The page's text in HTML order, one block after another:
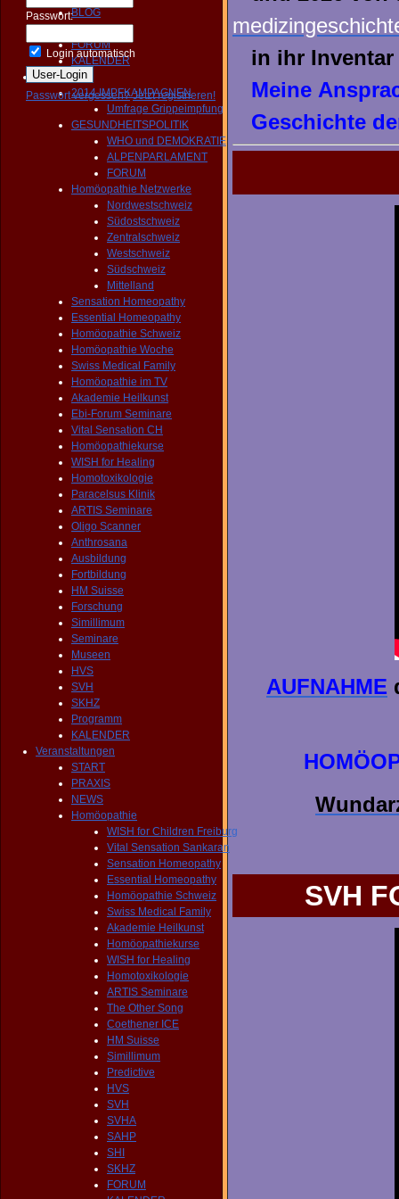
BLOG
NEWS
FORUM
KALENDER
Aktivitäten
2014 IMPFKAMPAGNEN
Umfrage Grippeimpfung
GESUNDHEITSPOLITIK
WHO und DEMOKRATIE
ALPENPARLAMENT
FORUM
Homöopathie Netzwerke
Nordwestschweiz
Südostschweiz
Zentralschweiz
Westschweiz
Südschweiz
Mittelland
Sensation Homeopathy
Essential Homeopathy
Homöopathie Schweiz
Homöopathie Woche
Swiss Medical Family
Homöopathie im TV
Akademie Heilkunst
Ebi-Forum Seminare
Vital Sensation CH
Homöopathiekurse
WISH for Healing
Homotoxikologie
Paracelsus Klinik
ARTIS Seminare
Oligo Scanner
Anthrosana
Ausbildung
Fortbildung
HM Suisse
Forschung
Simillimum
Seminare
Museen
HVS
SVH
SKHZ
Programm
KALENDER
Veranstaltungen
START
PRAXIS
NEWS
Homöopathie
WISH for Children Freiburg
Vital Sensation Sankaran
Sensation Homeopathy
Essential Homeopathy
Homöopathie Schweiz
Swiss Medical Family
Akademie Heilkunst
Homöopathiekurse
WISH for Healing
Homotoxikologie
ARTIS Seminare
The Other Song
Coethener ICE
HM Suisse
Simillimum
Predictive
HVS
SVH
SVHA
SAHP
SHI
SKHZ
FORUM
Passwort:
Login automatisch
Passwort vergessen? Jetzt registrieren!
in ihr Inventar
Meine
Geschichte
AUFNAHME
SVH